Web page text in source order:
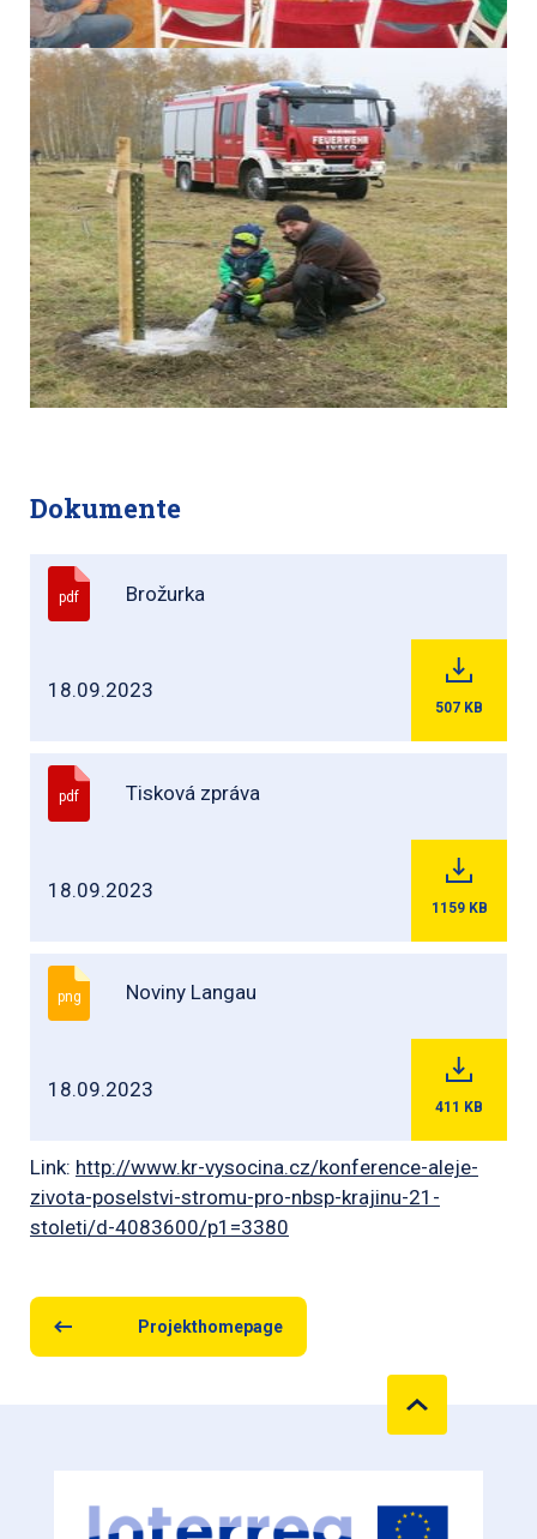
Dokumente
pdf Brožurka
18.09.2023
507 KB
pdf Tisková zpráva
18.09.2023
1159 KB
png Noviny Langau
18.09.2023
411 KB
Link: http://www.kr-vysocina.cz/konference-aleje-
zivota-poselstvi-stromu-pro-nbsp-krajinu-21-
stoleti/d-4083600/p1=3380
Projekthomepage